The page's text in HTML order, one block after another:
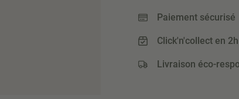
Paiement sécurisé
Click'n'collect en 2h
Livraison éco-